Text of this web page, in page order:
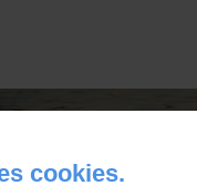
cookies.